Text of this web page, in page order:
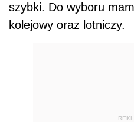
szybki. Do wyboru
kolejowy oraz lotniczy.